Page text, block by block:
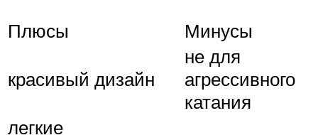
Плюсы
Минусы
красивый дизайн
не для
агрессивного
катания
легкие